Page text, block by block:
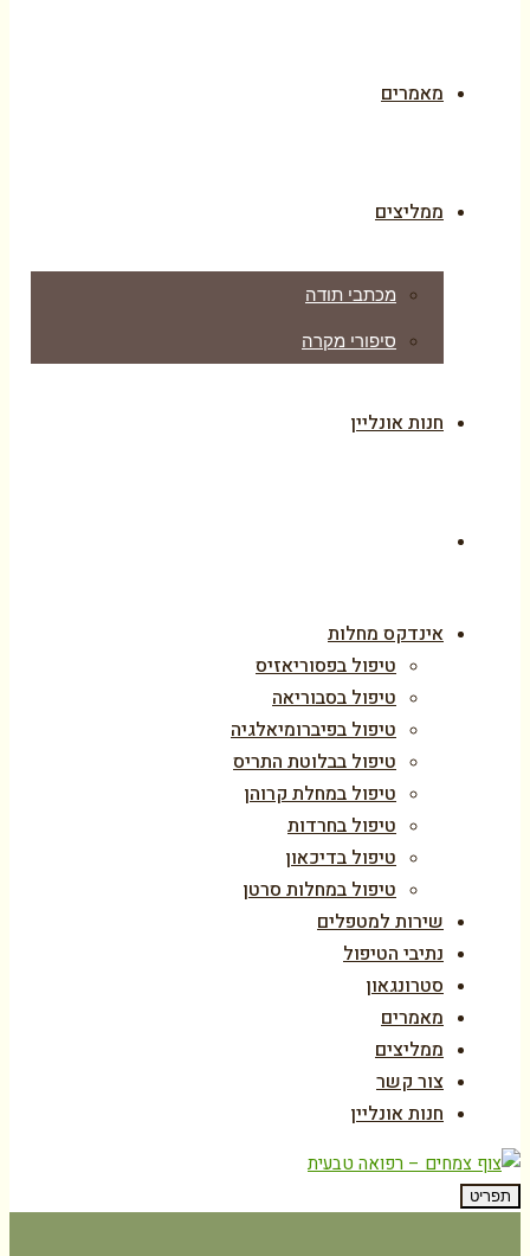
מאמרים
ממליצים
מכתבי תודה
סיפורי מקרה
חנות אונליין
אינדקס מחלות
טיפול בפסוריאזיס
טיפול בסבוריאה
טיפול בפיברומיאלגיה
טיפול בבלוטת התריס
טיפול במחלת קרוהן
טיפול בחרדות
טיפול בדיכאון
טיפול במחלות סרטן
שירות למטפלים
נתיבי הטיפול
סטרונגאון
מאמרים
ממליצים
צור קשר
חנות אונליין
תפריט